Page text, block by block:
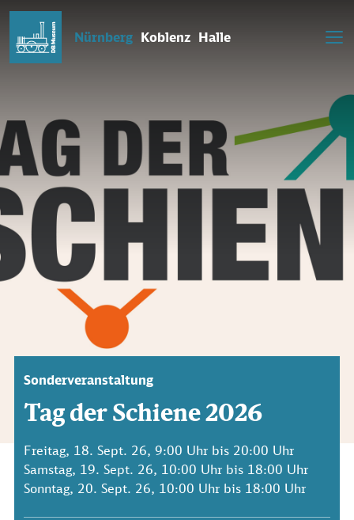
Nürnberg Koblenz Halle
Sonderveranstaltung
Tag der Schiene 2026
Freitag, 18. Sept. 26, 9:00 Uhr bis 20:00 Uhr
Samstag, 19. Sept. 26, 10:00 Uhr bis 18:00 Uhr
Sonntag, 20. Sept. 26, 10:00 Uhr bis 18:00 Uhr